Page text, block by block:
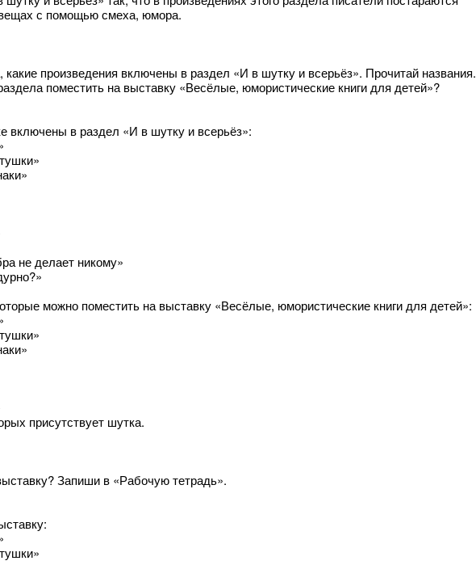
с помощью смеха, юмора.
произведения включены в раздел «И в шутку и всерьёз». Прочитай названия.
поместить на выставку «Весёлые, юмористические книги для детей»?
включены в раздел «И в шутку и всерьёз»:
не делает никому»
можно поместить на выставку «Весёлые, юмористические книги для детей»:
присутствует шутка.
Запиши в «Рабочую тетрадь».